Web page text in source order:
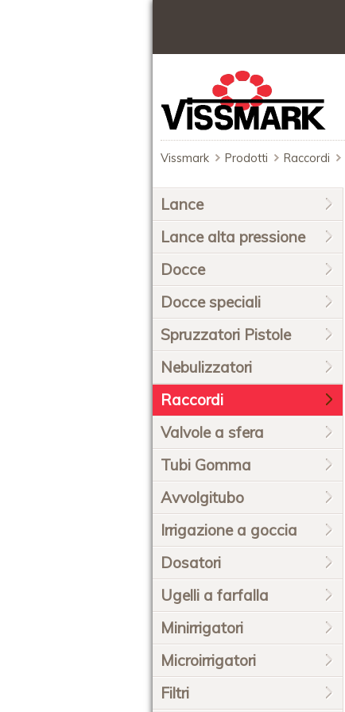
Vissmark Prodotti Raccordi
Salta
la
navigazione
Lance
Lance alta pressione
Docce
Docce speciali
Spruzzatori Pistole
Nebulizzatori
Raccordi
Valvole a sfera
Tubi Gomma
Avvolgitubo
Irrigazione a goccia
Dosatori
Ugelli a farfalla
Minirrigatori
Microirrigatori
Filtri